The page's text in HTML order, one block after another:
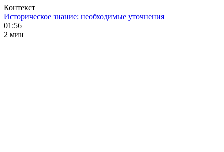
Контекст
Историческое знание: необходимые уточнения
01:56
2 мин